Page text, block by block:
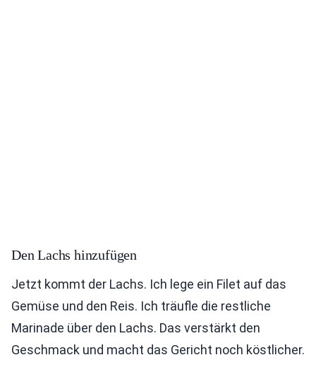
Den Lachs hinzufügen
Jetzt kommt der Lachs. Ich lege ein Filet auf das
Gemüse und den Reis. Ich träufle die restliche
Marinade über den Lachs. Das verstärkt den
Geschmack und macht das Gericht noch köstlicher.